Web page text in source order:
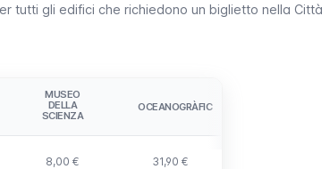
tutti gli edifici che richiedono un biglietto nella Città
MUSEO
DELLA
SCIENZA
OCEANOGRÀFIC
8,00 € 31,90 €